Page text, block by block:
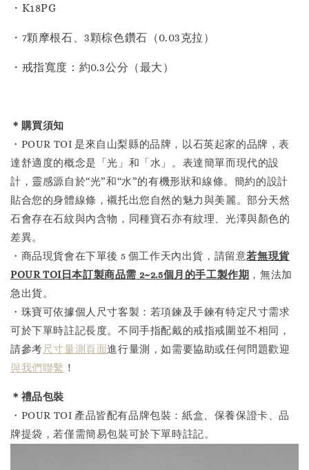
・K18PG
・7顆摩根石、3顆棕色鑽石（0.03克拉）
・戒指寬度：約0.3公分（最大）
＊購買須知
・POUR TOI 是來自山梨縣的品牌，以石英起家的品牌，表
達舒適度的概念是「光」和「水」。表達簡單而現代的設
計，靈感源自於“光”和“水”的有機形狀和線條。簡約的設計
貼合您的身體線條，襯托出您自然的魅力與美麗。部分天然
石會存在石紋與內含物，同種寶石亦有紋理、光澤與顏色的
差異。
・商品現貨會在下單後 5 個工作天內出貨，請留意若無現貨
POUR TOI日本訂製商品需 2~2.5個月的手工製作期 ，無法加
急出貨。
・珠寶可依據個人尺寸客製：若項鍊及手鍊有特定尺寸需求
可於下單時註記長度。不同手指配戴的戒指戒圍並不相同，
請參考尺寸量測頁面進行量測，如需要協助或任何問題歡迎
與我們聯繫 ！
＊禮品包裝
・POUR TOI 產品皆配有品牌包裝：紙盒、保養保證卡、品
牌提袋，若僅需簡易包裝可於下單時註記。